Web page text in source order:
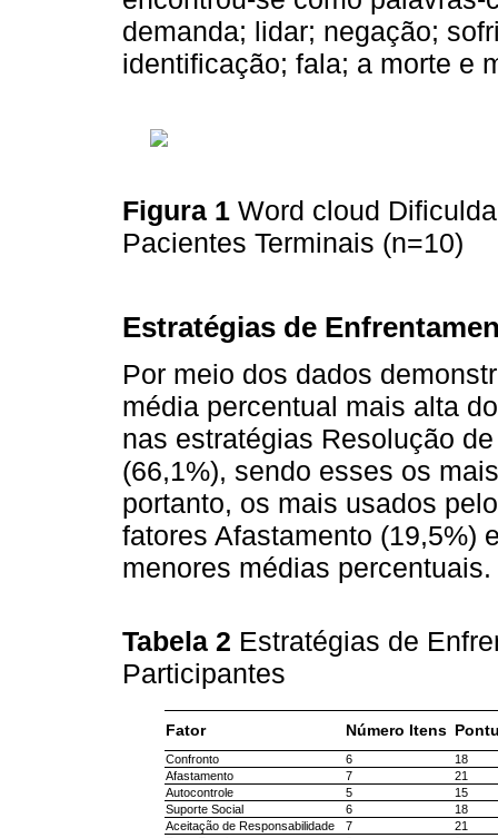
demanda; lidar; negação;
identificação; fala; a morte e
Figura 1 Word cloud
Pacientes Terminais (n=10)
Estratégias de
Por meio dos dados
média percentual mais alta
nas estratégias Resolução
(66,1%), sendo esses os
portanto, os mais usados
fatores Afastamento (19,5%)
menores médias percentuais.
Tabela 2 Estratégias de
Participantes
Fator Número Itens
Confronto 6
18
Afastamento
7
21
Autocontrole
5
15
Suporte Social
6
18
Aceitação de Responsabilidade
7
21